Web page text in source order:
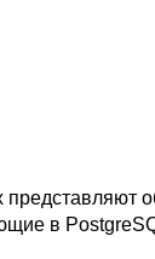
представляют
в